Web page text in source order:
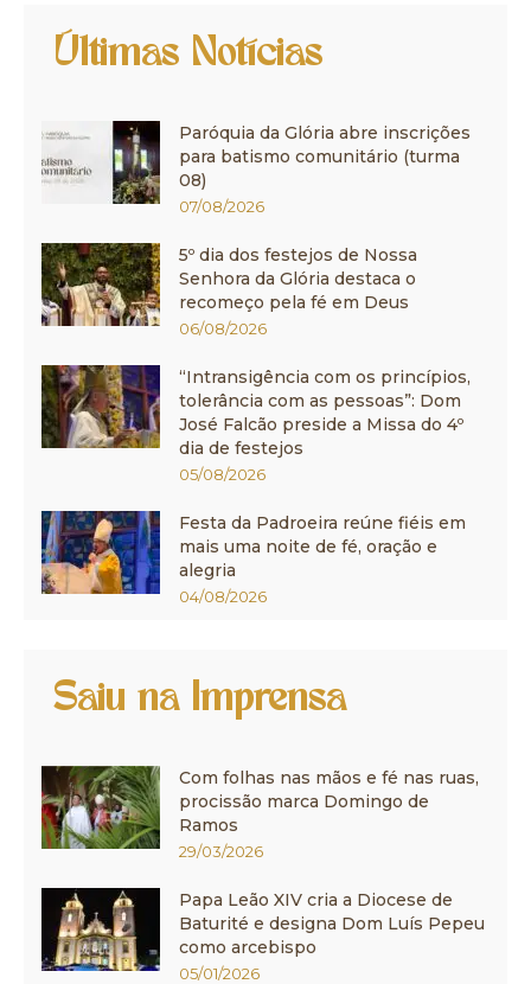
Últimas Notícias
Paróquia da Glória abre inscrições
para batismo comunitário (turma
08)
07/08/2026
5º dia dos festejos de Nossa
Senhora da Glória destaca o
recomeço pela fé em Deus
06/08/2026
“Intransigência com os princípios,
tolerância com as pessoas”: Dom
José Falcão preside a Missa do 4º
dia de festejos
05/08/2026
Festa da Padroeira reúne fiéis em
mais uma noite de fé, oração e
alegria
04/08/2026
Saiu na Imprensa
Com folhas nas mãos e fé nas ruas,
procissão marca Domingo de
Ramos
29/03/2026
Papa Leão XIV cria a Diocese de
Baturité e designa Dom Luís Pepeu
como arcebispo
05/01/2026